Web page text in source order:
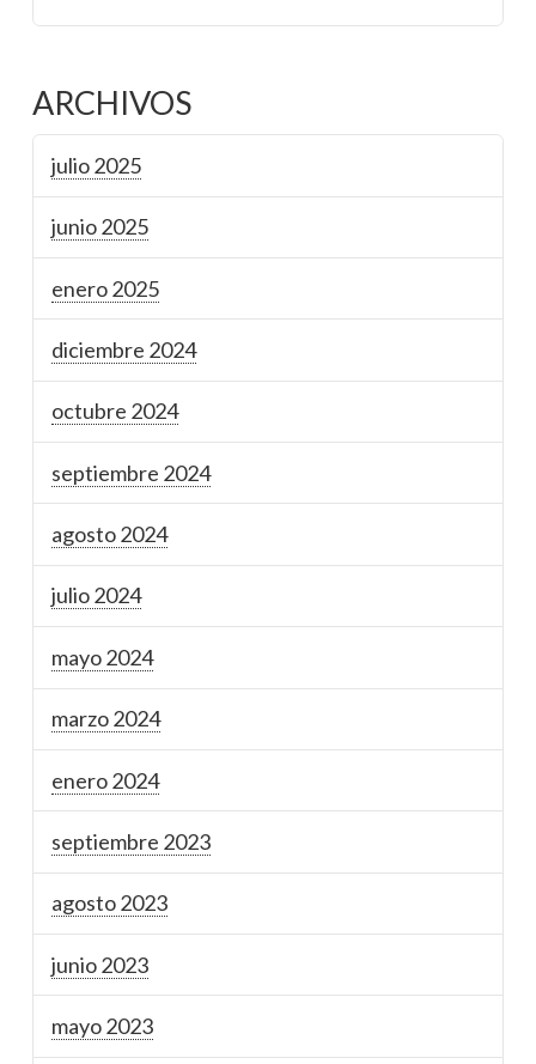
ARCHIVOS
julio 2025
junio 2025
enero 2025
diciembre 2024
octubre 2024
septiembre 2024
agosto 2024
julio 2024
mayo 2024
marzo 2024
enero 2024
septiembre 2023
agosto 2023
junio 2023
mayo 2023